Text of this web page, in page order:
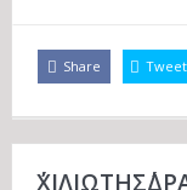
Share Tweet